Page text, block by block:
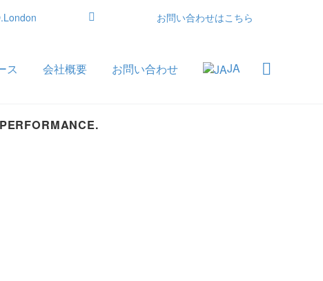
お問い合わせはこちら
ス 会社概要 お問い合わせ JA